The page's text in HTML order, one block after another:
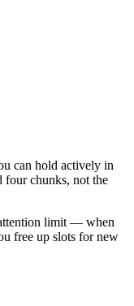
can hold actively in
four chunks, not the
limit — when
free up slots for new